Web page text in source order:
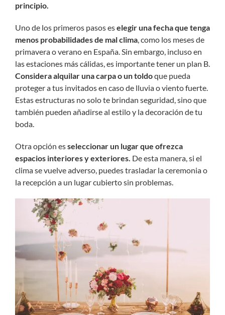
principio.
Uno de los primeros pasos eselegir una fecha que tenga
menos probabilidades de mal clima, como los meses de
primavera o verano en España. Sin embargo, incluso en
las estaciones más cálidas, es importante tener un plan B.
Considera alquilar una carpa o un toldoque pueda
proteger a tus invitados en caso de lluvia o viento fuerte.
Estas estructuras no solo te brindan seguridad, sino que
también pueden añadirse al estilo y la decoración de tu
boda.
Otra opción esseleccionar un lugar que ofrezca
espacios interiores y exteriores. De esta manera, si el
clima se vuelve adverso, puedes trasladar la ceremonia o
la recepción a un lugar cubierto sin problemas.